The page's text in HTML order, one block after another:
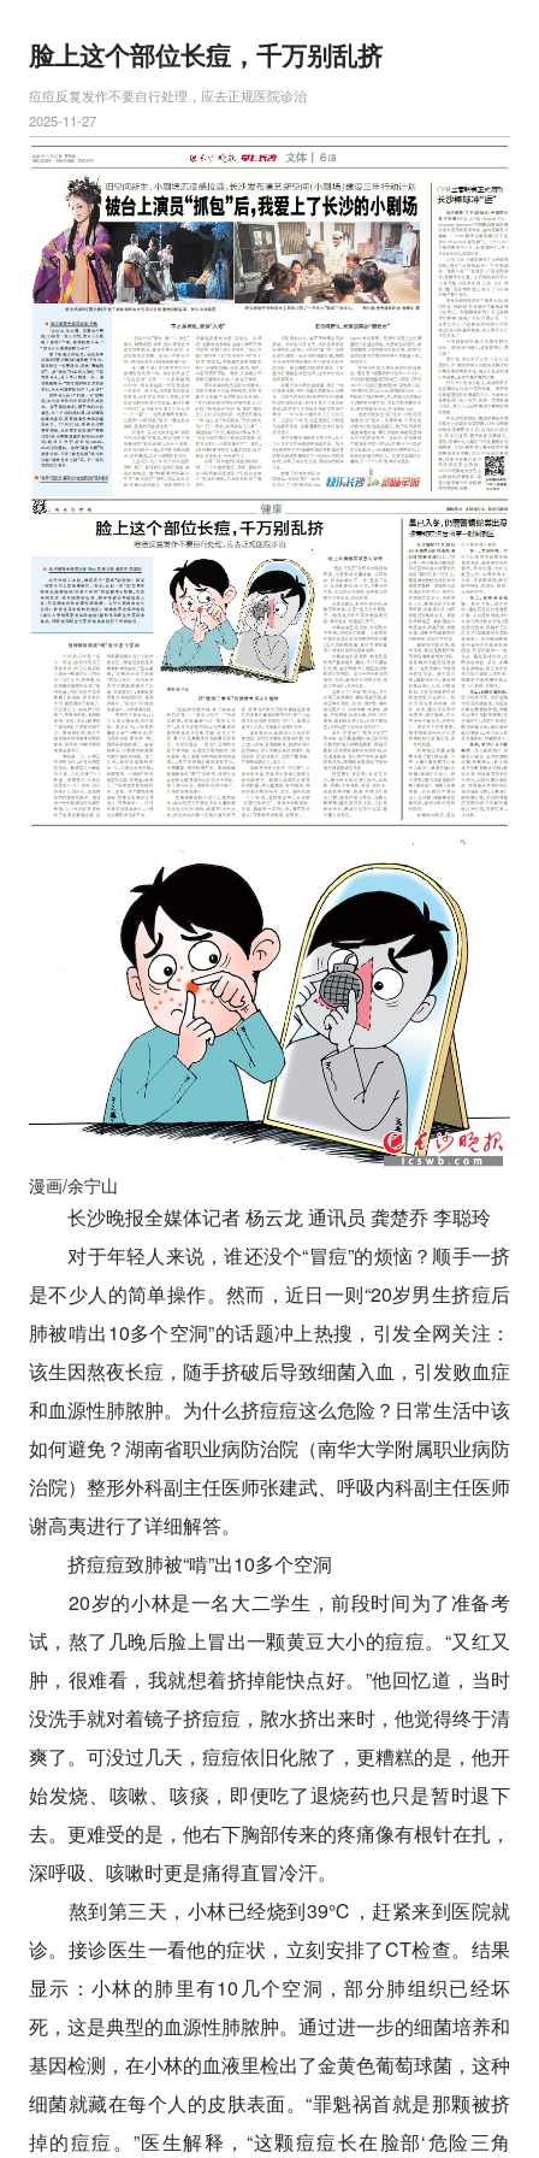
脸上这个部位长痘，千万别乱挤
痘痘反复发作不要自行处理，应去正规医院诊治
2025-11-27
漫画/余宁山
长沙晚报全媒体记者 杨云龙 通讯员 龚楚乔 李聪玲
对于年轻人来说，谁还没个“冒痘”的烦恼？顺手一挤
是不少人的简单操作。然而，近日一则“20岁男生挤痘后
肺被啃出10多个空洞”的话题冲上热搜，引发全网关注：
该生因熬夜长痘，随手挤破后导致细菌入血，引发败血症
和血源性肺脓肿。为什么挤痘痘这么危险？日常生活中该
如何避免？湖南省职业病防治院（南华大学附属职业病防
治院）整形外科副主任医师张建武、呼吸内科副主任医师
谢高夷进行了详细解答。
挤痘痘致肺被“啃”出10多个空洞
20岁的小林是一名大二学生，前段时间为了准备考
试，熬了几晚后脸上冒出一颗黄豆大小的痘痘。“又红又
肿，很难看，我就想着挤掉能快点好。”他回忆道，当时
没洗手就对着镜子挤痘痘，脓水挤出来时，他觉得终于清
爽了。可没过几天，痘痘依旧化脓了，更糟糕的是，他开
始发烧、咳嗽、咳痰，即便吃了退烧药也只是暂时退下
去。更难受的是，他右下胸部传来的疼痛像有根针在扎，
深呼吸、咳嗽时更是痛得直冒冷汗。
熬到第三天，小林已经烧到39℃，赶紧来到医院就
诊。接诊医生一看他的症状，立刻安排了CT检查。结果
显示：小林的肺里有10几个空洞，部分肺组织已经坏
死，这是典型的血源性肺脓肿。通过进一步的细菌培养和
基因检测，在小林的血液里检出了金黄色葡萄球菌，这种
细菌就藏在每个人的皮肤表面。“罪魁祸首就是那颗被挤
掉的痘痘。”医生解释，“这颗痘痘长在脸部‘危险三角